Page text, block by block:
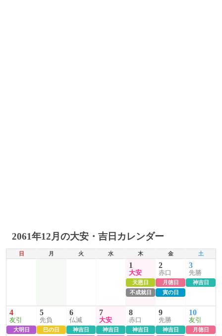
2061年12月の大安・吉日カレンダー
日 月 火 水 木 金 土
1
大安
天恩日
不成就日
2
赤口
月徳日
寅の日
3
先勝
神吉日
4
友引
大明日
5
先負
巳の日
6
仏滅
神吉日
7
大安
神吉日
8
赤口
神吉日
9
先勝
神吉日
10
友引
月徳日